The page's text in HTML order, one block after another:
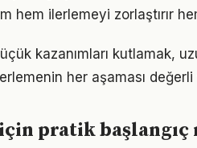
hem ilerlemeyi zorlaştırır
kazanımları kutlamak,
her aşaması
pratik başlangıç